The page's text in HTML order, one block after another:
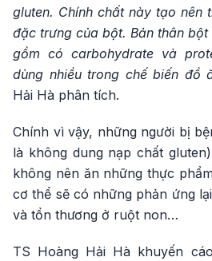
gluten. Chính chất này tạo nên
đặc trưng của bột. Bản thân
gồm có carbohydrate và
dùng nhiều trong chế biến đồ
Hải Hà phân tích.
Chính vì vậy, những người bị
là không dung nạp chất
không nên ăn những thực
cơ thể sẽ có những phản ứng
và tổn thương ở ruột non…
TS Hoàng Hải Hà khuyến